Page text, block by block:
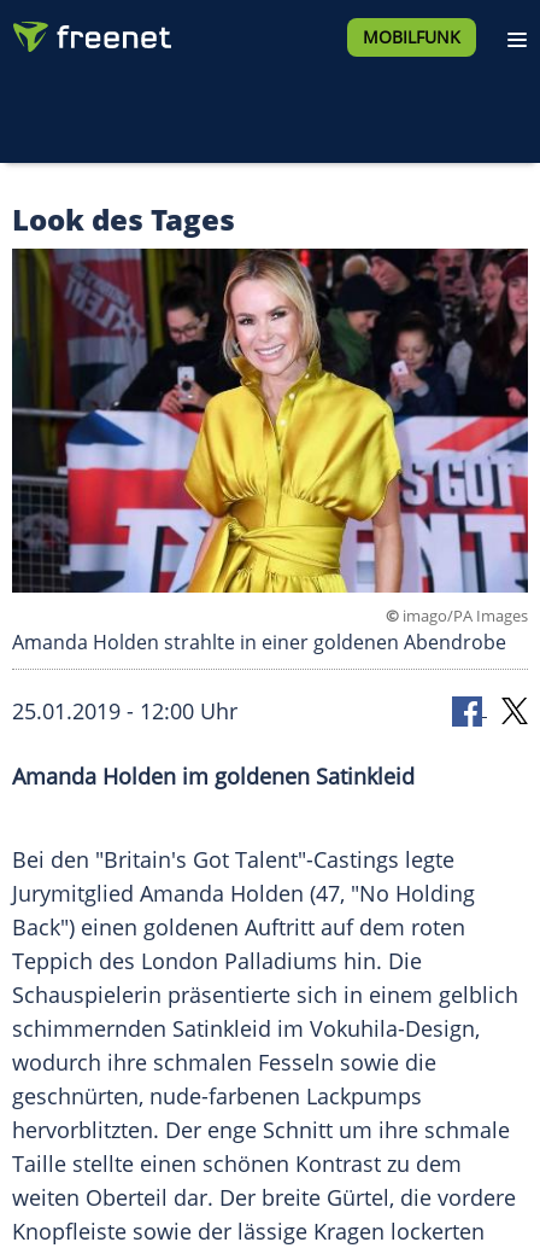
MOBILFUNK
Look des Tages
© imago/PA Images
Amanda Holden strahlte in einer goldenen Abendrobe
25.01.2019 - 12:00 Uhr
Amanda Holden im goldenen Satinkleid
Bei den "Britain's Got Talent"-Castings legte
Jurymitglied Amanda Holden (47, "No Holding
Back") einen goldenen Auftritt auf dem roten
Teppich des London Palladiums hin. Die
Schauspielerin präsentierte sich in einem gelblich
schimmernden Satinkleid im Vokuhila-Design,
wodurch ihre schmalen Fesseln sowie die
geschnürten, nude-farbenen Lackpumps
hervorblitzten. Der enge Schnitt um ihre schmale
Taille stellte einen schönen Kontrast zu dem
weiten Oberteil dar. Der breite Gürtel, die vordere
Knopfleiste sowie der lässige Kragen lockerten